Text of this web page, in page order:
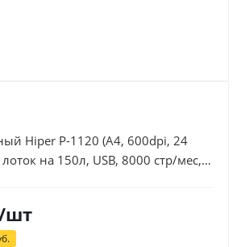
Hiper P-1120 (А4, 600dpi, 24
на 150л, USB, 8000 стр/мес,
шт